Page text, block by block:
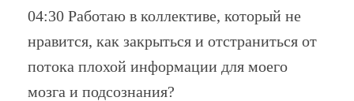
04:30 Работаю в коллективе, который не
нравится, как закрыться и отстраниться от
потока плохой информации для моего
мозга и подсознания?